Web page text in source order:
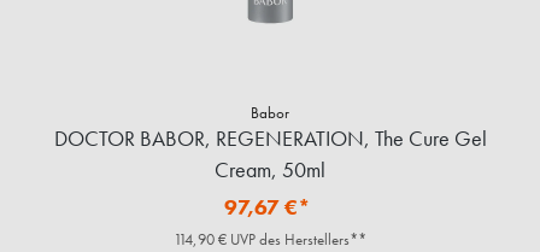
Babor
DOCTOR BABOR, REGENERATION, The Cure Gel
Cream, 50ml
97,67 €*
114,90 € UVP des Herstellers**